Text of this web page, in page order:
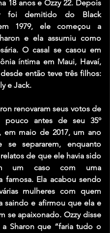
18 anos e Ozzy 22. Depois
foi demitido do Black
1979, ele começou a
e ela assumiu como
O casal se casou em
íntima em Maui, Havaí,
e Jack.
renovaram seus votos de
pouco antes de seu 35º
em maio de 2017, um ano
se separarem, enquanto
de que ele havia sido
um caso com uma
famosa. Ela acabou sendo
mulheres com quem
saindo e afirmou que ela e
se apaixonado. Ozzy disse
a Sharon que “faria tudo o